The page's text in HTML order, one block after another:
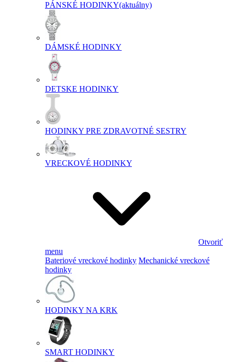
PÁNSKÉ HODINKY(aktuálny)
DÁMSKÉ HODINKY
DETSKE HODINKY
HODINKY PRE ZDRAVOTNÉ SESTRY
VRECKOVÉ HODINKY
Otvoriť
menu
Bateriové vreckové hodinky Mechanické vreckové
hodinky
HODINKY NA KRK
SMART HODINKY